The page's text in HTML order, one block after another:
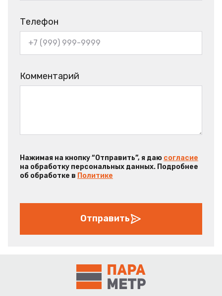
Телефон
Комментарий
Нажимая на кнопку “Отправить”, я даю согласие
на обработку персональных данных. Подробнее
об обработке в Политике
Отправить